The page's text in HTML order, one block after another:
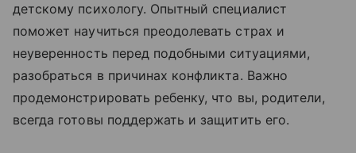
детскому психологу. Опытный специалист
поможет научиться преодолевать страх и
неуверенность перед подобными ситуациями,
разобраться в причинах конфликта. Важно
продемонстрировать ребенку, что вы, родители,
всегда готовы поддержать и защитить его.